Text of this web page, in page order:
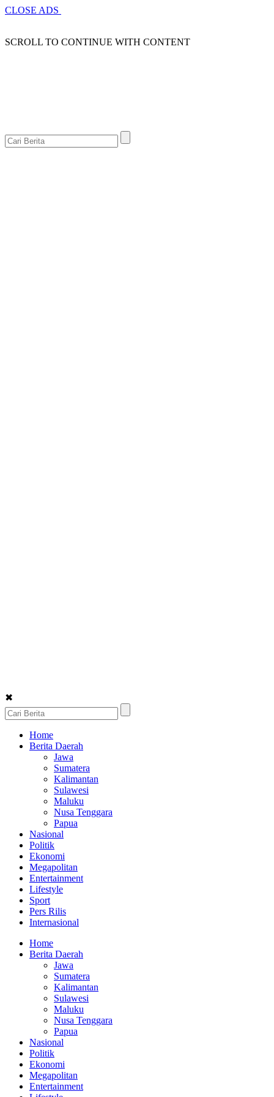
CLOSE ADS
SCROLL TO CONTINUE WITH CONTENT
✖
Home
Berita Daerah
Jawa
Sumatera
Kalimantan
Sulawesi
Maluku
Nusa Tenggara
Papua
Nasional
Politik
Ekonomi
Megapolitan
Entertainment
Lifestyle
Sport
Pers Rilis
Internasional
Home
Berita Daerah
Jawa
Sumatera
Kalimantan
Sulawesi
Maluku
Nusa Tenggara
Papua
Nasional
Politik
Ekonomi
Megapolitan
Entertainment